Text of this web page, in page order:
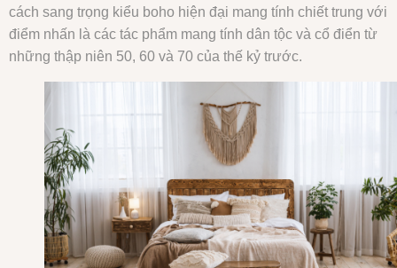
cách sang trọng kiểu boho hiện đại mang tính chiết trung với
điểm nhấn là các tác phẩm mang tính dân tộc và cổ điển từ
những thập niên 50, 60 và 70 của thế kỷ trước.